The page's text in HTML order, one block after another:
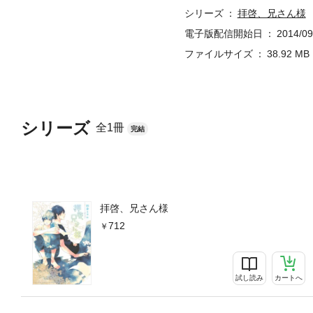
シリーズ 全1冊 完結
拝啓、兄さん様
712
試し読み カートへ
シリーズ
拝啓、兄さん様
電子版配信開始日
2014/
ファイルサイズ
38.92 MB